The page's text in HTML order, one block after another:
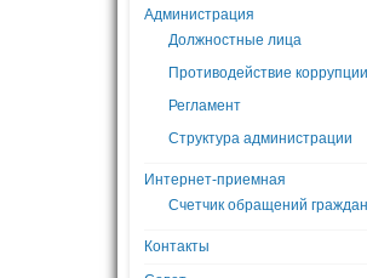
Администрация
Должностные лица
Противодействие коррупции
Регламент
Структура администрации
Интернет-приемная
Счетчик обращений граждан
Контакты